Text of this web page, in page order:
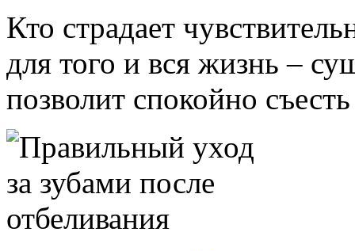
Кто страдает
для того и вся жизнь –
позволит спокойно